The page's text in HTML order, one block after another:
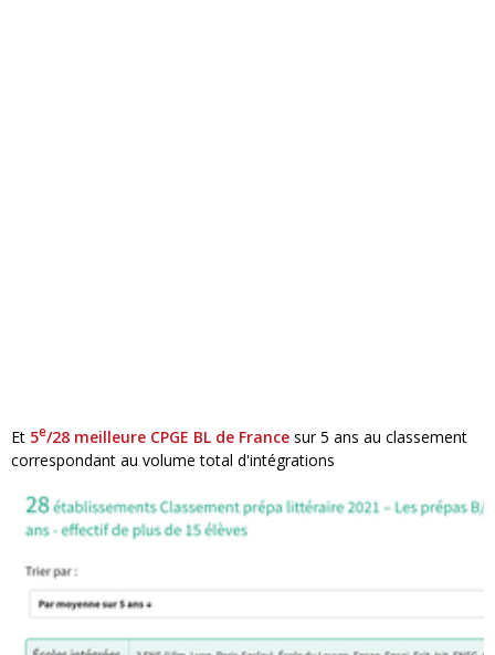
Et 5e/28 meilleure CPGE BL de France sur 5 ans au classement
correspondant au volume total d'intégrations